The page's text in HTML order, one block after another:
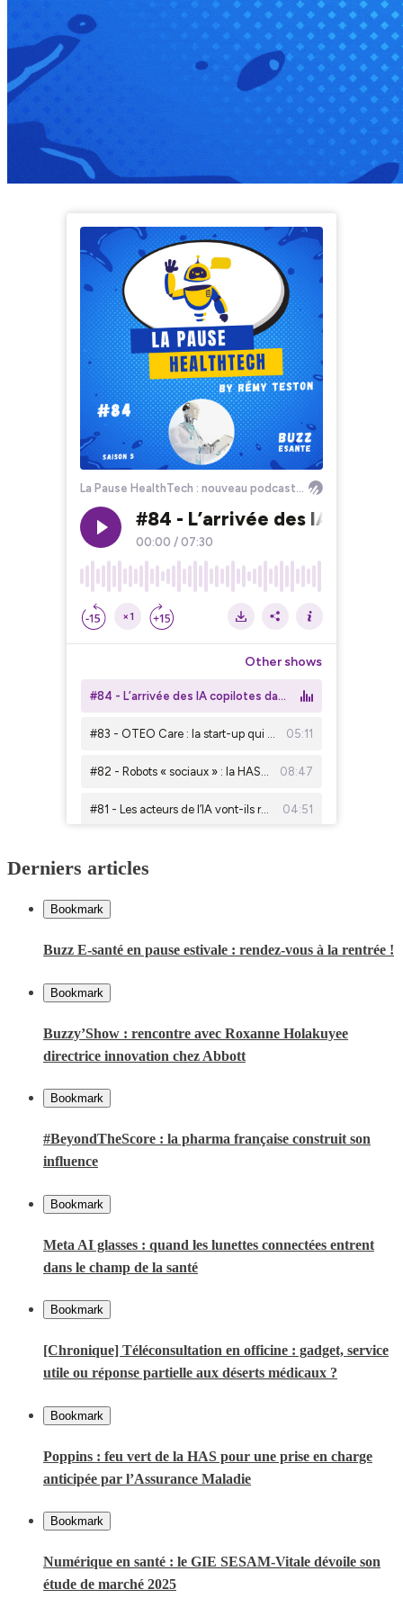
Derniers articles
Bookmark
Buzz E-santé en pause estivale : rendez-vous à la rentrée !
Bookmark
Buzzy’Show : rencontre avec Roxanne Holakuyee
directrice innovation chez Abbott
Bookmark
#BeyondTheScore : la pharma française construit son
influence
Bookmark
Meta AI glasses : quand les lunettes connectées entrent
dans le champ de la santé
Bookmark
[Chronique] Téléconsultation en officine : gadget, service
utile ou réponse partielle aux déserts médicaux ?
Bookmark
Poppins : feu vert de la HAS pour une prise en charge
anticipée par l’Assurance Maladie
Bookmark
Numérique en santé : le GIE SESAM-Vitale dévoile son
étude de marché 2025